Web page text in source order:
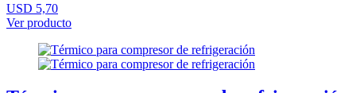
USD 5,70
Ver producto